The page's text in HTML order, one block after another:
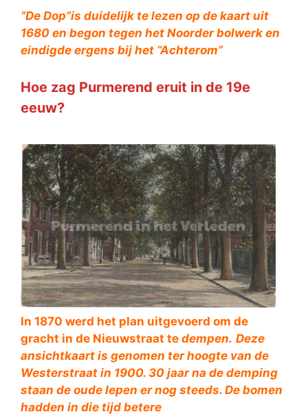
“De Dop”is duidelijk te lezen op de kaart uit
1680 en begon tegen het Noorder bolwerk en
eindigde ergens bij het “Achterom”
Hoe zag Purmerend eruit in de 19e
eeuw?
In 1870 werd het plan uitgevoerd om de
gracht in de Nieuwstraat te dempen. Deze
ansichtkaart is genomen ter hoogte van de
Westerstraat in 1900. 30 jaar na de demping
staan de oude Iepen er nog steeds. De bomen
hadden in die tijd betere